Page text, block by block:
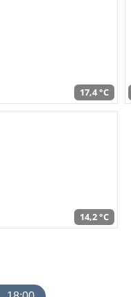
17,4 °C
14,2 °C